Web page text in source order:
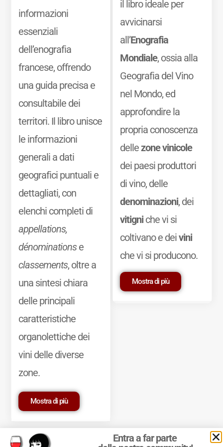
informazioni
essenziali
dell’enografia
francese, offrendo
una guida precisa e
consultabile dei
territori. Il libro unisce
le informazioni
generali a dati
geografici puntuali e
dettagliati, con
elenchi completi di
appellations,
dénominationse
classements, oltre a
una sintesi chiara
delle principali
caratteristiche
organolettiche dei
vini delle diverse
zone.
Mostra di più
il libro ideale per
avvicinarsi
all’Enografia
Mondiale, ossia alla
Geografia del Vino
nel Mondo, ed
approfondire la
propria conoscenza
dellezone vinicole
dei paesi produttori
di vino, delle
denominazioni, dei
vitigniche vi si
coltivano e deivini
che vi si producono.
Mostra di più
Entra a far parte